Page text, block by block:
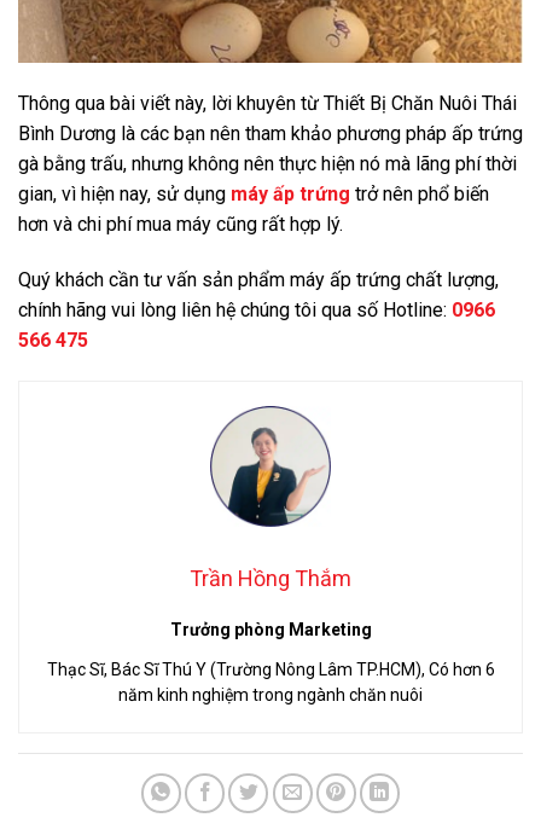
Thông qua bài viết này, lời khuyên từ Thiết Bị Chăn Nuôi Thái
Bình Dương là các bạn nên tham khảo phương pháp ấp trứng
gà bằng trấu, nhưng không nên thực hiện nó mà lãng phí thời
gian, vì hiện nay, sử dụng máy ấp trứng trở nên phổ biến
hơn và chi phí mua máy cũng rất hợp lý.
Quý khách cần tư vấn sản phẩm máy ấp trứng chất lượng,
chính hãng vui lòng liên hệ chúng tôi qua số Hotline: 0966
566 475
Trần Hồng Thắm
Trưởng phòng Marketing
Thạc Sĩ, Bác Sĩ Thú Y (Trường Nông Lâm TP.HCM), Có hơn 6
năm kinh nghiệm trong ngành chăn nuôi